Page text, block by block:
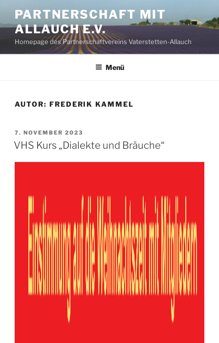
Inhalt
springen
PARTNERSCHAFT MIT
ALLAUCH E.V.
Homepage des Partnerschaftvereins Vaterstetten-Allauch
Menü
AUTOR: FREDERIK KAMMEL
VERÖFFENTLICHT
AM
7. NOVEMBER 2023
VHS Kurs „Dialekte und Bräuche“